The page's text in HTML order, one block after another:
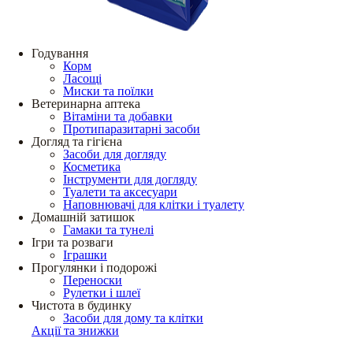
Годування
Корм
Ласощі
Миски та поїлки
Ветеринарна аптека
Вітаміни та добавки
Протипаразитарні засоби
Догляд та гігієна
Засоби для догляду
Косметика
Інструменти для догляду
Туалети та аксесуари
Наповнювачі для клітки і туалету
Домашній затишок
Гамаки та тунелі
Ігри та розваги
Іграшки
Прогулянки і подорожі
Переноски
Рулетки і шлеї
Чистота в будинку
Засоби для дому та клітки
Акції та знижки